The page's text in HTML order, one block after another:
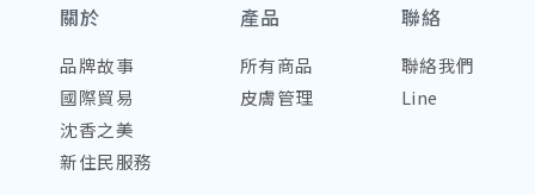
關於
品牌故事
國際貿易
沈香之美
新住民服務
產品
所有商品
皮膚管理
聯絡
聯絡我們
Line